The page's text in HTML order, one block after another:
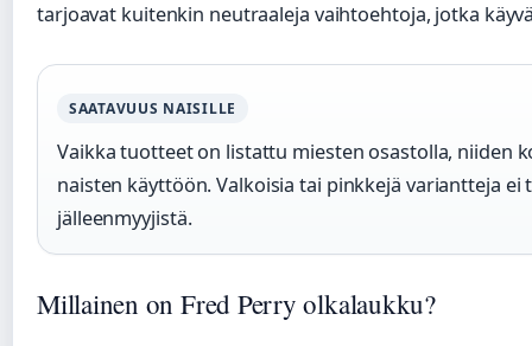
tarjoavat kuitenkin neutraaleja vaihtoehtoja, jotka
SAATAVUUS NAISILLE
Vaikka tuotteet on listattu miesten osastolla, niiden
naisten käyttöön. Valkoisia tai pinkkejä variantteja ei
jälleenmyyjistä.
Millainen on Fred Perry olkalaukku?